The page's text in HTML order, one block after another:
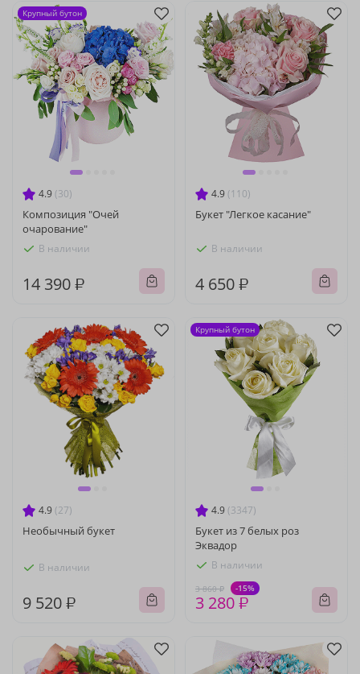
4.9 (30)
Композиция "Очей
очарование"
В наличии
14 390 ₽
Крупный бутон
4.9 (110)
Букет "Легкое касание"
В наличии
4 650 ₽
4.9 (27)
Необычный букет
В наличии
9 520 ₽
4.9 (3347)
Букет из 7 белых роз
Эквадор
В наличии
3 860 ₽ -15%
3 280 ₽
Крупный бутон